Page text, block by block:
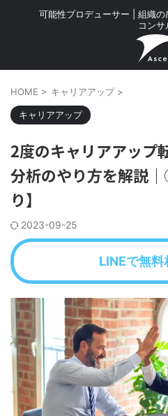
可能性プロデューサー | 組織
コンサ
HOME > キャリアアップ >
キャリアアップ
2度のキャリアアップ
分析のやり方を解説
り】
2023-09-25
LINEで無料